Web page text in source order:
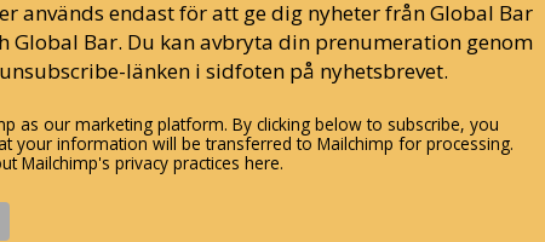
används endast för att ge dig nyheter från Global Bar
Global Bar. Du kan avbryta din prenumeration genom
länken i sidfoten på nyhetsbrevet.
as our marketing platform. By clicking below to subscribe, you
your information will be transferred to Mailchimp for processing.
Mailchimp's privacy practices here.